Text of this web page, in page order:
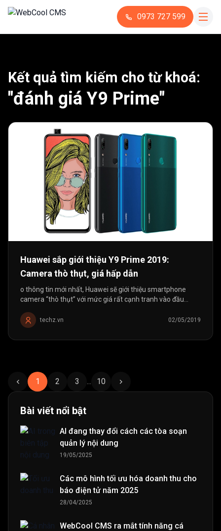
0973 727 599
Kết quả tìm kiếm cho từ khoá:
"đánh giá Y9 Prime"
Huawei sắp giới thiệu Y9 Prime 2019:
Camera thò thụt, giá hấp dẫn
o thông tin mới nhất, Huawei sẽ giới thiệu smartphone
camera “thò thụt” với mức giá rất cạnh tranh vào đầu
techz.vn 02/05/2019
1 2 3 10
Bài viết nổi bật
AI đang thay đổi cách các tòa soạn
quản lý nội dung
19/05/2025
Các mô hình tối ưu hóa doanh thu cho
báo điện tử năm 2025
28/04/2025
WebCool CMS ra mắt tính năng cá